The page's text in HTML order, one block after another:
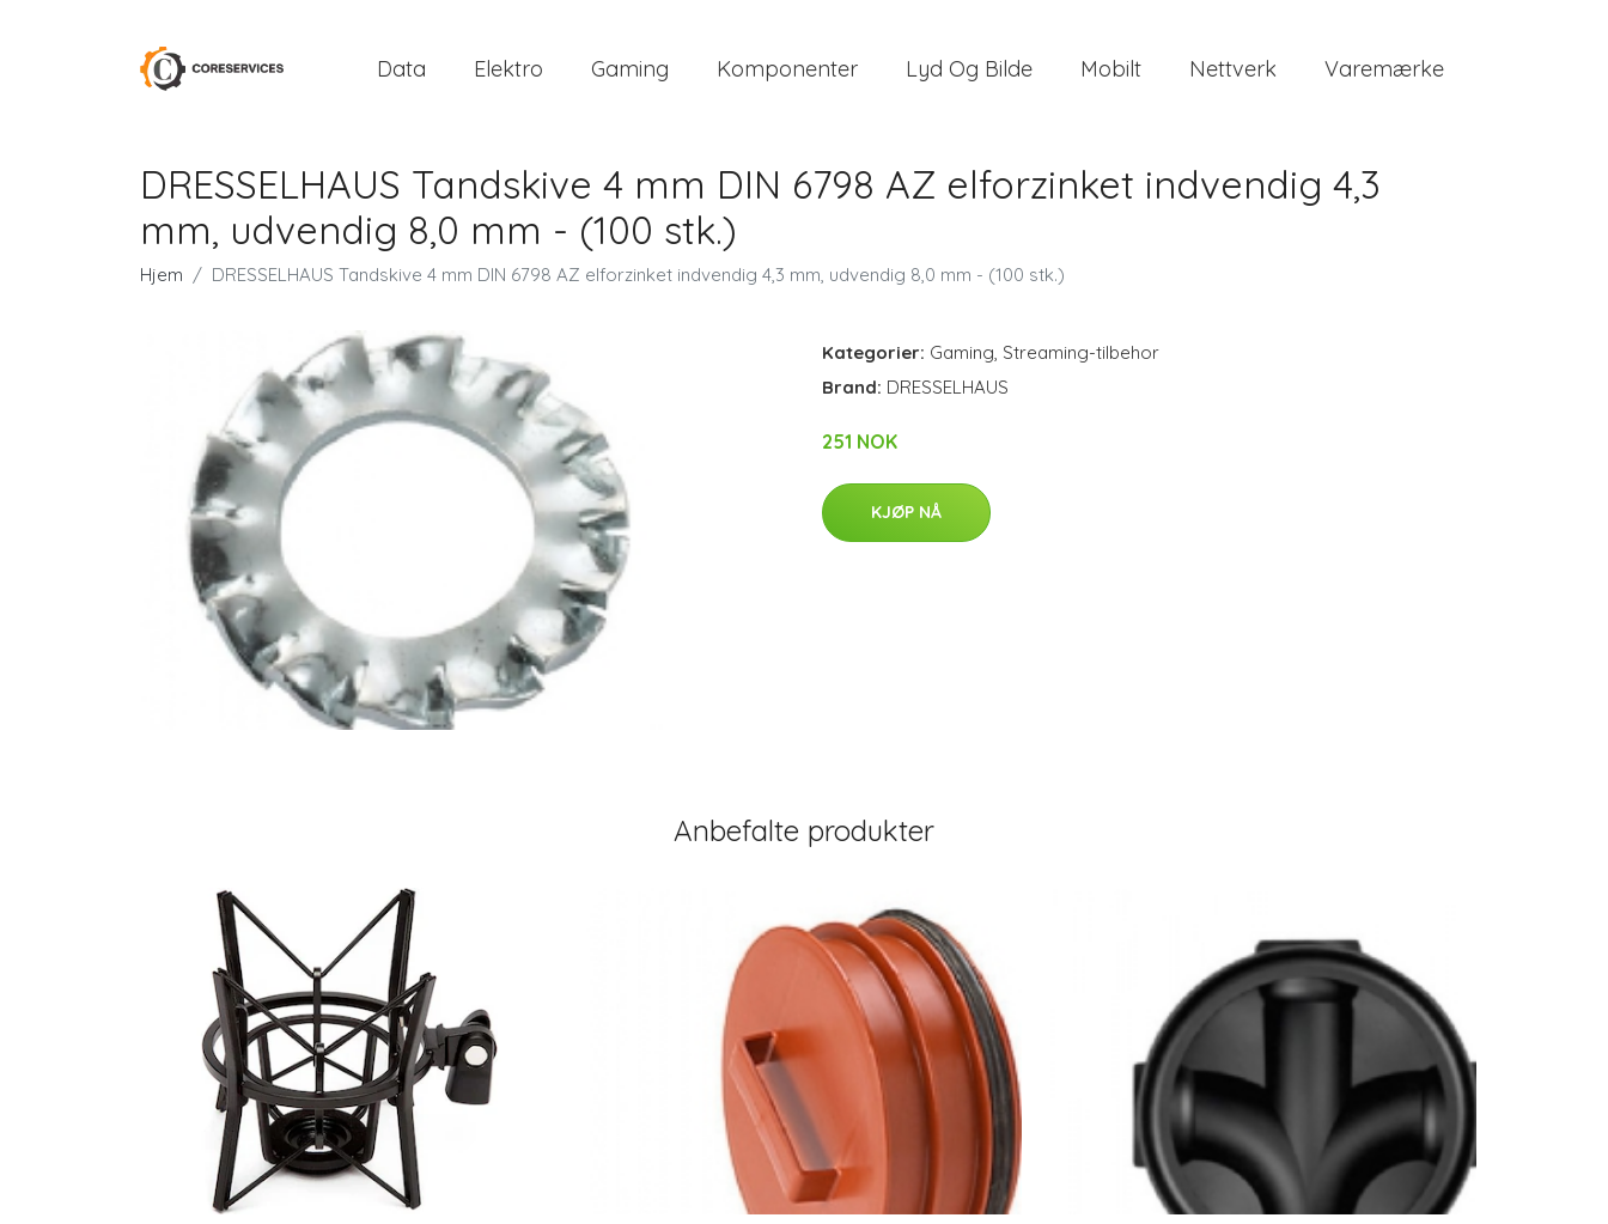
Data Elektro Gaming Komponenter Lyd Og Bilde Mobilt Nettverk Varemærke
DRESSELHAUS Tandskive 4 mm DIN 6798 AZ elforzinket indvendig 4,3
mm, udvendig 8,0 mm - (100 stk.)
Hjem DRESSELHAUS Tandskive 4 mm DIN 6798 AZ elforzinket indvendig 4,3 mm, udvendig 8,0 mm - (100 stk.)
Kategorier: Gaming, Streaming-tilbehor
Brand: DRESSELHAUS
251 NOK
KJØP NÅ
Anbefalte produkter